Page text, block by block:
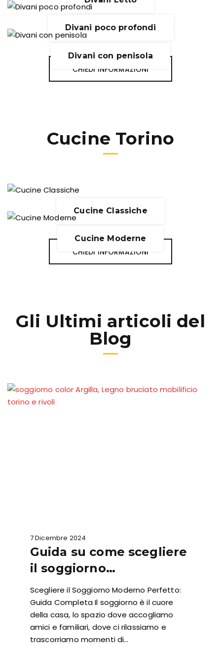
Divani poco profondi
Divani con penisola
CHIEDI INFORMAZIONI
Cucine Torino
Cucine Classiche
Cucine Moderne
CHIEDI INFORMAZIONI
Gli Ultimi articoli del
Blog
7 Dicembre 2024
Guida su come scegliere
il soggiorno…
Scegliere il Soggiorno Moderno Perfetto:
Guida Completa Il soggiorno è il cuore
della casa, lo spazio dove accogliamo
amici e familiari, dove ci rilassiamo e
trascorriamo momenti di…